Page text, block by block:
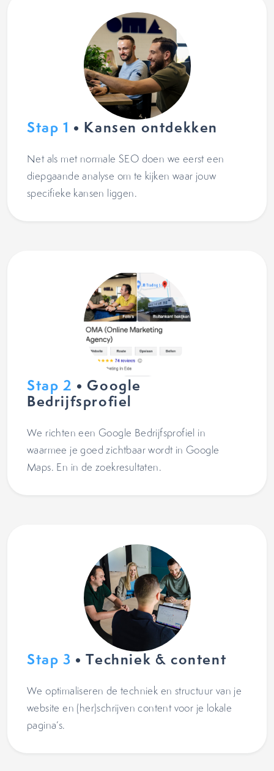
Stap 1 • Kansen ontdekken
Net als met normale SEO doen we eerst een
diepgaande analyse om te kijken waar jouw
specifieke kansen liggen.
Stap 2 • Google
Bedrijfsprofiel
We richten een Google Bedrijfsprofiel in
waarmee je goed zichtbaar wordt in Google
Maps. En in de zoekresultaten.
Stap 3 • Techniek & content
We optimaliseren de techniek en structuur van je
website en (her)schrijven content voor je lokale
pagina’s.